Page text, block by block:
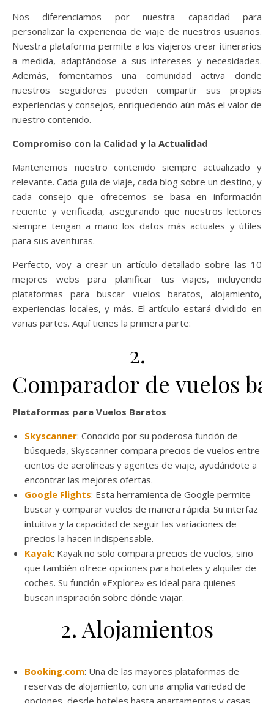
Nos diferenciamos por nuestra capacidad para
personalizar la experiencia de viaje de nuestros usuarios.
Nuestra plataforma permite a los viajeros crear itinerarios
a medida, adaptándose a sus intereses y necesidades.
Además, fomentamos una comunidad activa donde
nuestros seguidores pueden compartir sus propias
experiencias y consejos, enriqueciendo aún más el valor de
nuestro contenido.
Compromiso con la Calidad y la Actualidad
Mantenemos nuestro contenido siempre actualizado y
relevante. Cada guía de viaje, cada blog sobre un destino, y
cada consejo que ofrecemos se basa en información
reciente y verificada, asegurando que nuestros lectores
siempre tengan a mano los datos más actuales y útiles
para sus aventuras.
Perfecto, voy a crear un artículo detallado sobre las 10
mejores webs para planificar tus viajes, incluyendo
plataformas para buscar vuelos baratos, alojamiento,
experiencias locales, y más. El artículo estará dividido en
varias partes. Aquí tienes la primera parte:
2.
Comparador de vuelos
Plataformas para Vuelos Baratos
Skyscanner: Conocido por su poderosa función de
búsqueda, Skyscanner compara precios de vuelos entre
cientos de aerolíneas y agentes de viaje, ayudándote a
encontrar las mejores ofertas.
Google Flights: Esta herramienta de Google permite
buscar y comparar vuelos de manera rápida. Su interfaz
intuitiva y la capacidad de seguir las variaciones de
precios la hacen indispensable.
Kayak: Kayak no solo compara precios de vuelos, sino
que también ofrece opciones para hoteles y alquiler de
coches. Su función «Explore» es ideal para quienes
buscan inspiración sobre dónde viajar.
2. Alojamientos
Booking.com: Una de las mayores plataformas de
reservas de alojamiento, con una amplia variedad de